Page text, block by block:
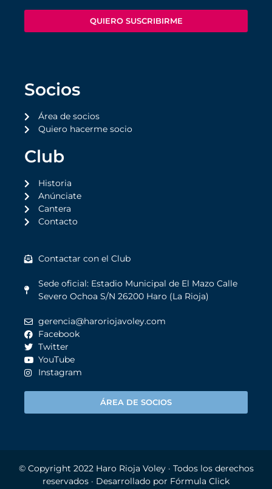
QUIERO SUSCRIBIRME
Socios
Área de socios
Quiero hacerme socio
Club
Historia
Anúnciate
Cantera
Contacto
Contactar con el Club
Sede oficial: Estadio Municipal de El Mazo Calle
Severo Ochoa S/N 26200 Haro (La Rioja)
gerencia@haroriojavoley.com
Facebook
Twitter
YouTube
Instagram
ÁREA DE SOCIOS
© Copyright 2022 Haro Rioja Voley· Todos los derechos
reservados · Desarrollado por Fórmula Click